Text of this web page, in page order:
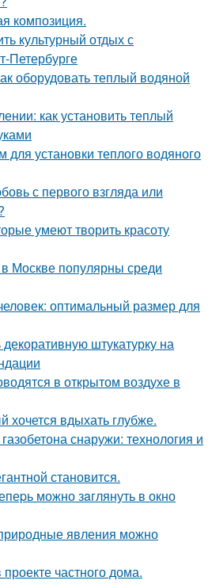
композиция.
культурный отдых с
Петербурге
оборудовать теплый водяной
как установить теплый
для установки теплого водяного
с первого взгляда или
умеют творить красоту
Москве популярны среди
оптимальный размер для
штукатурку на
в открытом воздухе в
хочется вдыхать глубже.
снаружи: технология и
становится.
можно зaглянуть в окно
явления можно
частного дома.